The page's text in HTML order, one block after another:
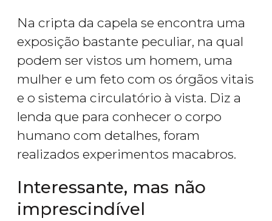
Na cripta da capela se encontra uma
exposição bastante peculiar, na qual
podem ser vistos um homem, uma
mulher e um feto com os órgãos vitais
e o sistema circulatório à vista. Diz a
lenda que para conhecer o corpo
humano com detalhes, foram
realizados experimentos macabros.
Interessante, mas não
imprescindível